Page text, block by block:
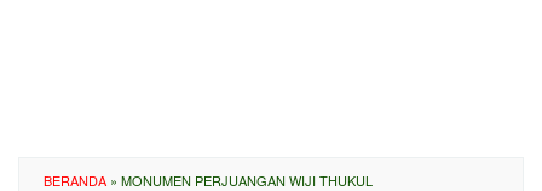
BERANDA » MONUMEN PERJUANGAN WIJI THUKUL